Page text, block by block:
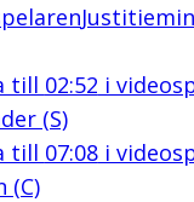
till 02:52 i
(S)
till 07:08i
(C)